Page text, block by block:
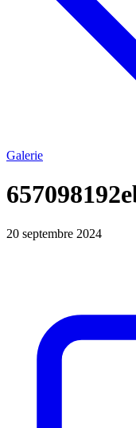
Galerie
20 septembre 2024